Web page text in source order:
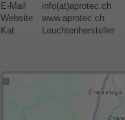
E-Mail
info(at)aprotec.ch
Website
www.aprotec.ch
Kat.
Leuchtenhersteller